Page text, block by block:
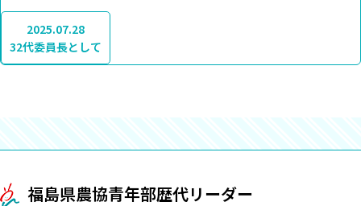
2025.07.28
32代委員長として
福島県農協青年部歴代リーダー